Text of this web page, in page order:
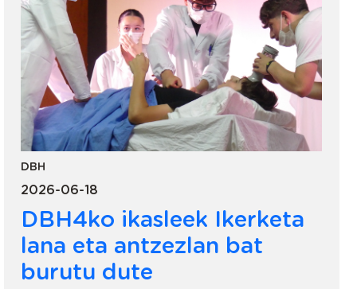
DBH
2026-06-18
DBH4ko ikasleek Ikerketa
lana eta antzezlan bat
burutu dute